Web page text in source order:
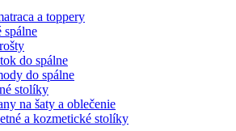
a toppery
spálne
do spálne
do spálne
stolíky
na šaty a oblečenie
a kozmetické stolíky